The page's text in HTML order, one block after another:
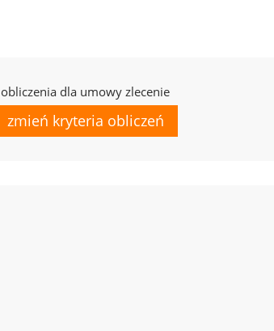
obliczenia dla umowy zlecenie
zmień kryteria obliczeń